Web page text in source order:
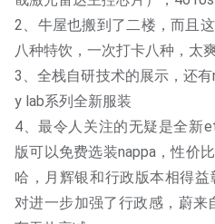
2、牛屋也搬到了二楼，而且
八种特饮，一次打卡八种，太爽
3、全栈自研技术的展示，还
y lab系列全新服装
4、最令人关注的无疑是全新
版可以免费选装nappa，性价
哈，月辉银和行政版本相得
对进一步加强了行政感，蔚来